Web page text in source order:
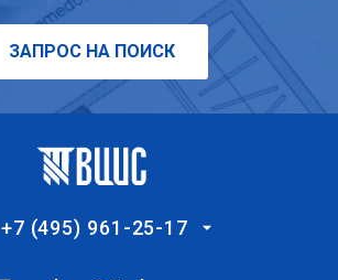
ЗАПРОС НА ПОИСК
+7 (495) 961-25-17